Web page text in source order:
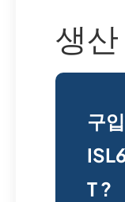
생
구
T ?